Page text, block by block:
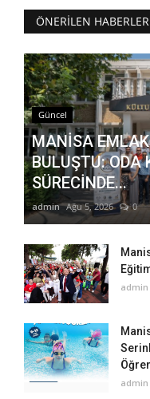
ÖNERILEN HABERLER
Güncel
MANİSA
BULUŞTU: ODA
SÜRECİNDE...
admin Ağu 5, 2026 0
admin
admin